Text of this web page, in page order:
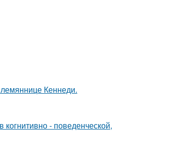
Кеннеди.
когнитивно - поведенческой,